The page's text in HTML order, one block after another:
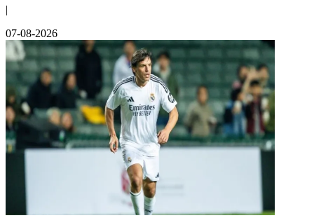
|
07-08-2026